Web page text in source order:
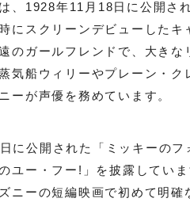
、1928年11月18日に公開さ
にスクリーンデビューしたキ
のガールフレンドで、大きな
気船ウィリーやプレーン・
ーが声優を務めています。
に公開された「ミッキーの
ユー・フー!」を披露していま
ニーの短編映画で初めて明